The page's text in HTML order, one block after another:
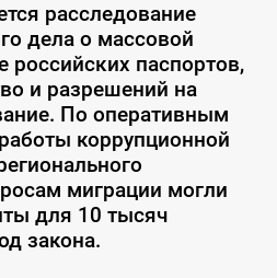
расследование
дела о массовой
российских паспортов,
и разрешений на
По оперативным
коррупционной
миграции могли
для 10 тысяч
закона.